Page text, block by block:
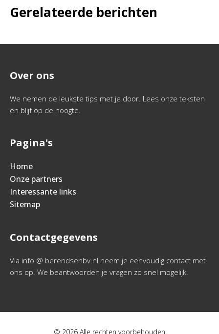
Gerelateerde berichten
Over ons
We nemen de leukste tips met je door. Lees onze teksten
en blijf op de hoogte.
Pagina's
Home
Onze partners
Interessante links
Sitemap
Contactgegevens
Via info @ berendsenbv.nl neem je eenvoudig contact met
ons op. We beantwoorden je vragen zo snel mogelijk.
© 2026 Alle rechten voorbehouden